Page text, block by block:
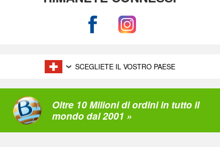
SCEGLIETE IL VOSTRO PAESE
Oltre 10 Milioni di ordini in tutto il
mondo dal 2001 »